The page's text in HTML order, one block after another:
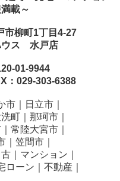
載～
柳町1丁目4-27
ウス 水戸店
01-9944
：029-303-6388
市｜日立市｜
町｜那珂市｜
常陸大宮市｜
｜笠間市
｜マンション｜
ローン｜不動産｜